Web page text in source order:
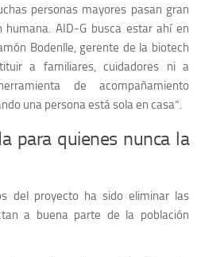
personas mayores pasan gran
AID-G busca estar ahí en
Bodenlle, gerente de la biotech
a familiares, cuidadores ni a
de acompañamiento
una persona está sola en casa”.
para quienes nunca la
del proyecto ha sido eliminar las
a buena parte de la población